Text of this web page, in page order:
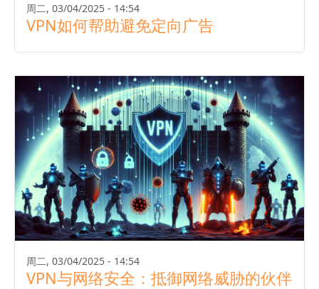
周二, 03/04/2025 - 14:54
VPN如何帮助避免定向广告
周二, 03/04/2025 - 14:54
VPN与网络安全：抵御网络威胁的伙伴